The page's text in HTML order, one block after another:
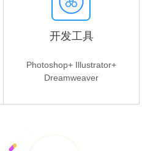
开发工具
Photoshop+ Illustrator+
Dreamweaver